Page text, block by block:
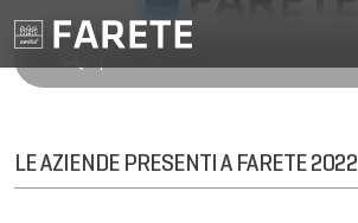
LE AZIENDE PRESENTI A FARETE 2022